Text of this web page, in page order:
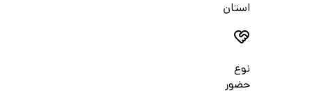
استان
نوع
حضور